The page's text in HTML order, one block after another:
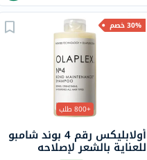
30% خصم
+800 طلب
أولابليكس رقم 4 بوند شامبو
للعناية بالشعر لإصلاحه